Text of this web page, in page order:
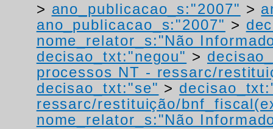
> ano_publicacao_s:"2007" >
ano_publicacao_s:"2007" >
nome_relator_s:"Não
decisao_txt:"negou" >
processos NT - ressarc/
decisao_txt:"se" >
ressarc/restituição/
nome_relator_s:"Não